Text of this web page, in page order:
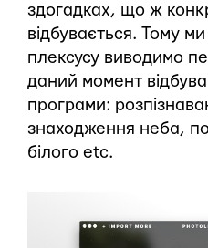
здогадках, що ж
відбувається. Тому
плексусу виводимо
даний момент
програми:
знаходження неба,
білого etc.